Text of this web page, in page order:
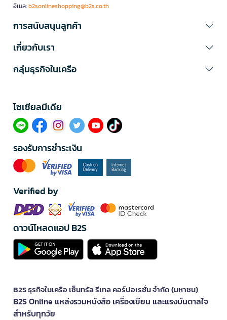
อีเมล:b2sonlineshopping@b2s.co.th
การสนับสนุนลูกค้า
เกี่ยวกับเรา
กลุ่มธุรกิจในเครือ
โซเซียลมีเดีย​
รองรับการชำระเงิน
Verified by
ดาวน์โหลดแอป B2S
B2S ธุรกิจในเครือ เซ็นทรัล รีเทล คอร์ปอเรชั่น จำกัด (มหาชน)
B2S Online แหล่งรวมหนังสือ เครื่องเขียน และแรงบันดาลใจ
สำหรับทุกวัย